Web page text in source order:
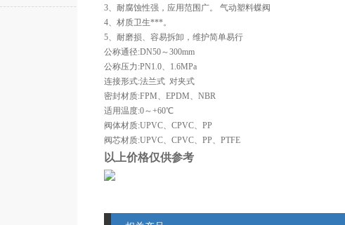
3、耐腐蚀性强，应用范围广。 气动塑料蝶阀
4、材质卫生***。
5、耐磨损、容易拆卸，维护简单易行
公称通径:DN50～300mm
公称压力:PN1.0、1.6MPa
连接形式:法兰式  对夹式
密封材质:FPM、EPDM、NBR
适用温度:0～+60℃
阀体材质:UPVC、CPVC、PP
阀芯材质:UPVC、CPVC、PP、PTFE
以上价格仅供参考